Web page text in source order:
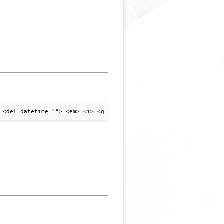
datetime=""> <em> <i> <q cite=""> <strike> <strong>